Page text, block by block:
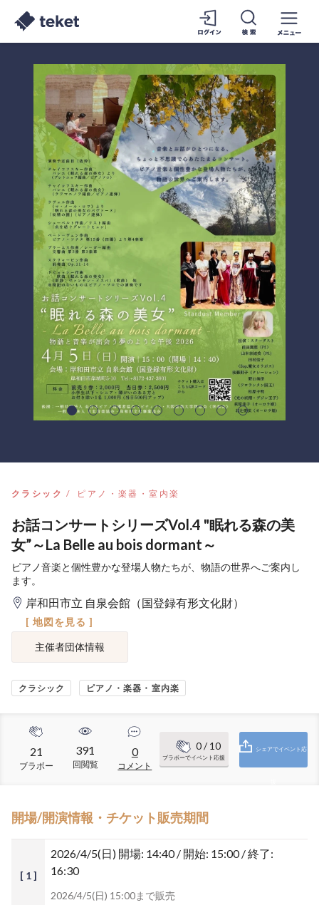
クラシック ピアノ・楽器・室内楽
お話コンサートシリーズVol.4 "眠れる森の美
女”～La Belle au bois dormant～
ピアノ音楽と個性豊かな登場人物たちが、物語の世界へご案内し
ます。
岸和田市立 自泉会館（国登録有形文化財）
[ 地図を見る ]
主催者団体情報
クラシック ピアノ・楽器・室内楽
21
ブラボー
391
回閲覧
0
コメント
0/ 10
ブラボーでイベント応援
シェアでイベント応
開場/開演情報・チケット販売期間
[ 1 ]
2026/4/5(日) 開場: 14:40 / 開始: 15:00 / 終了:
16:30
2026/4/5(日) 15:00まで販売